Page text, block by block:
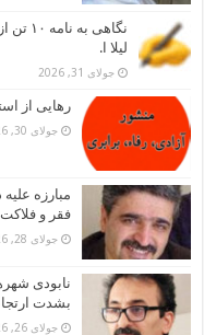
لیلا ا.
جولای 31, 2026
رهایی از
جولای 30, 2026
مبارزه
فقر و
جولای 28, 2026
نابودی
بشدت
جولای 26, 2026